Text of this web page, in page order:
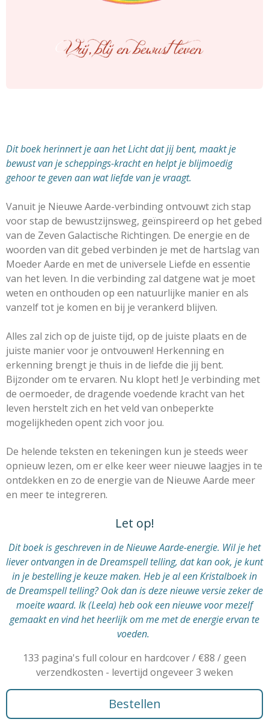
Dit boek herinnert je aan het Licht dat jij bent, maakt je
bewust van je scheppings-kracht en helpt je blijmoedig
gehoor te geven aan wat liefde van je vraagt.
Vanuit je Nieuwe Aarde-verbinding ontvouwt zich stap
voor stap de bewustzijnsweg, geïnspireerd op het gebed
van de Zeven Galactische Richtingen. De energie en de
woorden van dit gebed verbinden je met de hartslag van
Moeder Aarde en met de universele Liefde en essentie
van het leven. In die verbinding zal datgene wat je moet
weten en onthouden op een natuurlijke manier en als
vanzelf tot je komen en bij je verankerd blijven.
Alles zal zich op de juiste tijd, op de juiste plaats en de
juiste manier voor je ontvouwen! Herkenning en
erkenning brengt je thuis in de liefde die jij bent.
Bijzonder om te ervaren. Nu klopt het! Je verbinding met
de oermoeder, de dragende voedende kracht van het
leven herstelt zich en het veld van onbeperkte
mogelijkheden opent zich voor jou.
De helende teksten en tekeningen kun je steeds weer
opnieuw lezen, om er elke keer weer nieuwe laagjes in te
ontdekken en zo de energie van de Nieuwe Aarde meer
en meer te integreren.
Let op!
Dit boek is geschreven in de Nieuwe Aarde-energie. Wil je het
liever ontvangen in de Dreamspell telling, dat kan ook, je kunt
in je bestelling je keuze maken. Heb je al een Kristalboek in
de Dreamspell telling? Ook dan is deze nieuwe versie zeker de
moeite waard. Ik (Leela) heb ook een nieuwe voor mezelf
gemaakt en vind het heerlijk om me met de energie ervan te
voeden.
133 pagina's full colour en hardcover / €88 / geen
verzendkosten - levertijd ongeveer 3 weken
Bestellen